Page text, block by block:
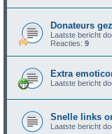
Donateurs
Laatste bericht
Reacties: 9
Extra
Laatste bericht
Snelle links
Laatste bericht